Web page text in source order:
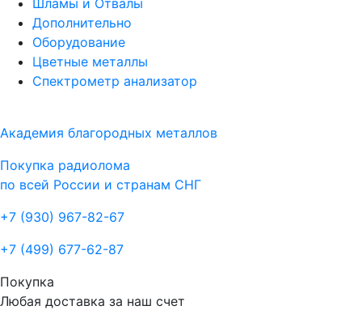
Шламы и Отвалы
Дополнительно
Оборудование
Цветные металлы
Спектрометр анализатор
Академия благородных металлов
Покупка радиолома
по всей России и странам СНГ
+7 (930) 967-82-67
+7 (499) 677-62-87
Покупка
Любая доставка за наш счет